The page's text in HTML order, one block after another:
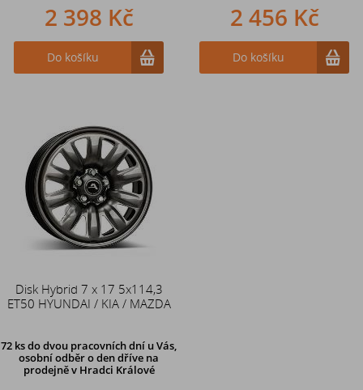
2 398 Kč
Do košíku
2 456 Kč
Do košíku
Disk Hybrid 7 x 17 5x114,3
ET50 HYUNDAI / KIA / MAZDA
72 ksdo dvou pracovních dní u Vás,
osobní odběr o den dříve na
prodejně v Hradci Králové